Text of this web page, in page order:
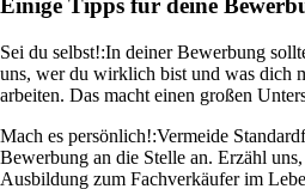
Einige Tipps für deine
Sei du selbst!:In deiner Bewerbung
uns, wer du wirklich bist und was dich
arbeiten. Das macht einen großen
Mach es persönlich!:Vermeide
Bewerbung an die Stelle an. Erzähl
Ausbildung zum Fachverkäufer im